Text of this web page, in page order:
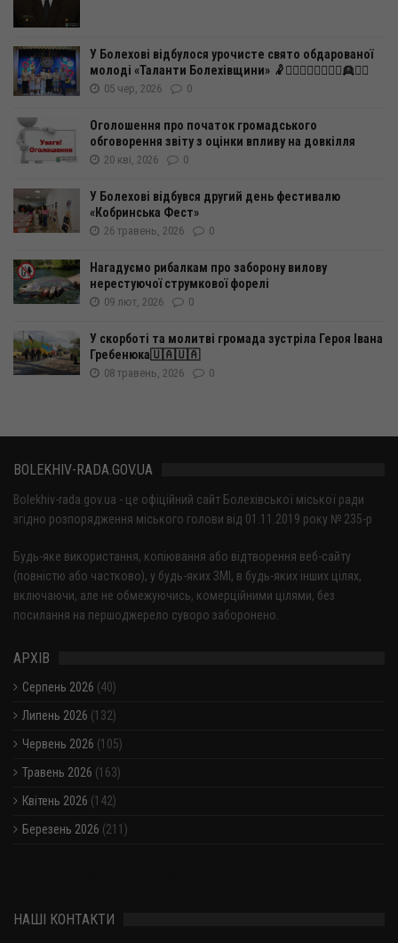
У Болехові відбулося урочисте свято обдарованої
молоді «Таланти Болехівщини» 🤾🤸‍♂️🧍‍♀️🧍‍♂️🤽‍♂️👱👱‍♀️
05 чер, 2026 0
Оголошення про початок громадського
обговорення звіту з оцінки впливу на довкілля
20 кві, 2026 0
У Болехові відбувся другий день фестивалю
«Кобринська Фест»
26 травень, 2026 0
Нагадуємо рибалкам про заборону вилову
нерестуючої струмкової форелі
09 лют, 2026 0
У скорботі та молитві громада зустріла Героя Івана
Гребенюка🇺🇦🇺🇦
08 травень, 2026 0
BOLEKHIV-RADA.GOV.UA
Bolekhiv-rada.gov.ua - це офіційний сайт Болехівської міської ради
згідно розпорядження міського голови від 01.11.2019 року № 235-р
Будь-яке використання, копіювання або відтворення веб-сайту
(повністю або частково), у будь-яких ЗМІ, в будь-яких інших цілях,
включаючи, але не обмежуючись, комерційними цілями, без
посилання на першоджерело суворо заборонено.
АРХІВ
Серпень 2026 (40)
Липень 2026 (132)
Червень 2026 (105)
Травень 2026 (163)
Квітень 2026 (142)
Березень 2026 (211)
НАШІ КОНТАКТИ